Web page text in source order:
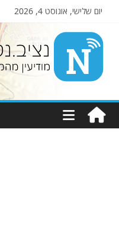
יום שלישי, אוגוסט 4, 2026
Nziv.net
מודיעין
מהמקורות